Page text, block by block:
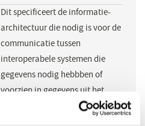
Dit specificeert de informatie-
architectuur die nodig is voor de
communicatie tussen
interoperabele systemen die
gegevens nodig hebbben of
voorzien in gegevens uit het